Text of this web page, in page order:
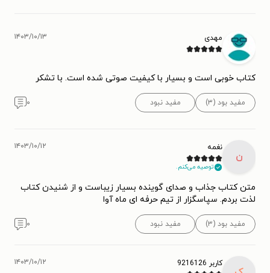
مهدی ۱۴۰۳/۱۰/۱۳
کتاب خوبی است و بسیار با کیفیت صوتی شده است. با تشکر
مفید بود (۳) مفید نبود ۰
ن
نغمه
توصیه می‌کنم.
۱۴۰۳/۱۰/۱۲
متن کتاب جذاب و صدای گوینده بسیار زیباست و از شنیدن کتاب
لذت بردم. سپاسگزار از تیم حرفه ای ماه آوا
مفید بود (۳) مفید نبود ۰
کاربر 9216126 ۱۴۰۳/۱۰/۱۲